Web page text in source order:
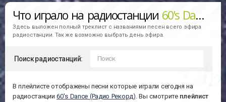
Что играло на радиостанции 60's Dance (Радио Рекорд)
Здесь выложен полный треклист с названиями песен всего эфира
радиостанции. Так же возможно выбрать день эфира.
Поиск радиостанций:
В плейлисте отображены песни которые играли сегодня на
радиостанции60's Dance (Радио Рекорд) . Вы смотрите плейлист